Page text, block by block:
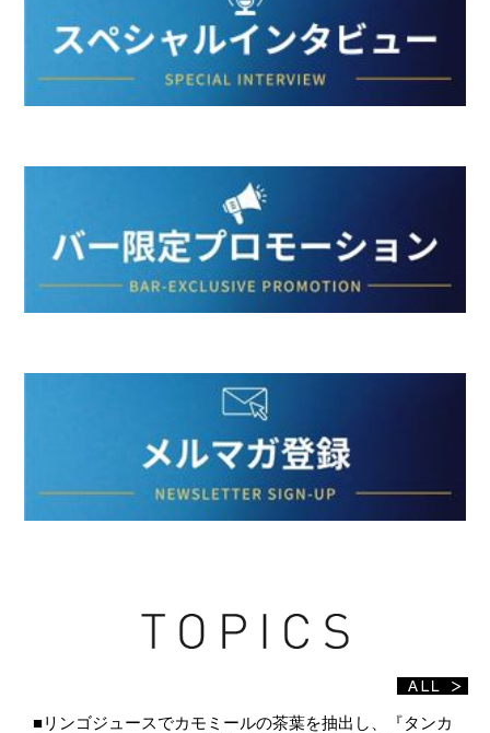
■リンゴジュースでカモミールの茶葉を抽出し、『タンカ